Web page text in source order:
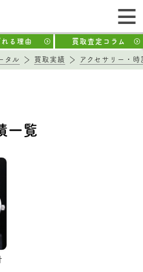
る理由 買取査定コラム
タル 買取実績 アクセサリー・時
一覧